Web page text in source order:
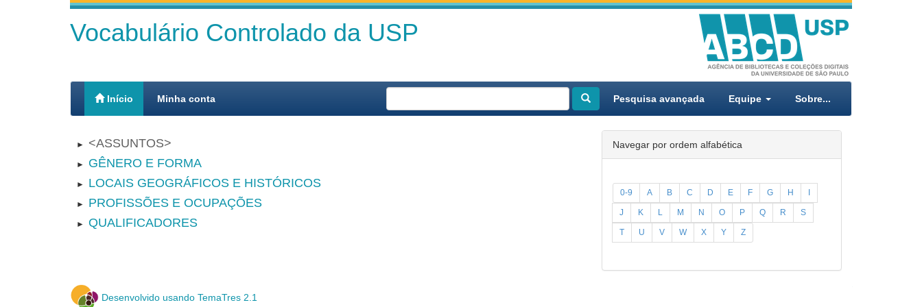
Vocabulário Controlado da USP
Início Minha conta Pesquisa avançada Equipe Sobre...
► ASSUNTOS
► GÊNERO E FORMA
► LOCAIS GEOGRÁFICOS E HISTÓRICOS
► PROFISSÕES E OCUPAÇÕES
► QUALIFICADORES
Navegar por ordem alfabética
0-9 A B C D E F G H I
J K L M N O P Q R S
T U V W X Y Z
Desenvolvido usando TemaTres 2.1